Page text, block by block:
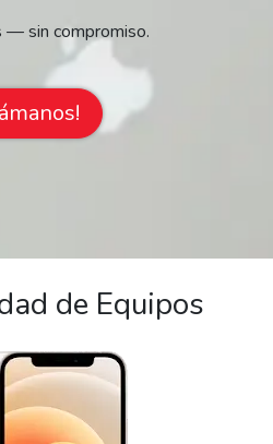
— sin compromiso.
de Equipos